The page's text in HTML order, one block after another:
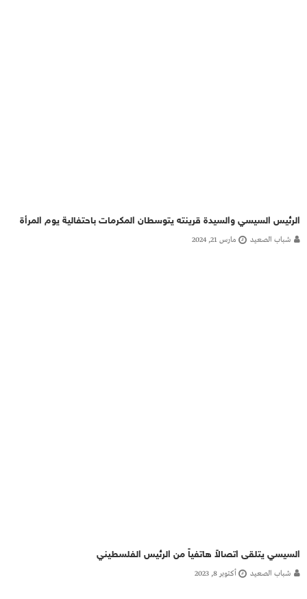
الرئيس السيسي والسيدة قرينته يتوسطان المكرمات باحتفالية يوم المرأة
شباب الصعيد مارس 21, 2024
السيسي يتلقى اتصالاً هاتفياً من الرئيس الفلسطيني
شباب الصعيد أكتوبر 8, 2023